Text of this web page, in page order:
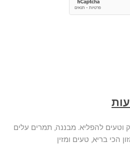
וטעים להפליא. מבננה, תמרים עלים
הכי בריא, טעים ומזין